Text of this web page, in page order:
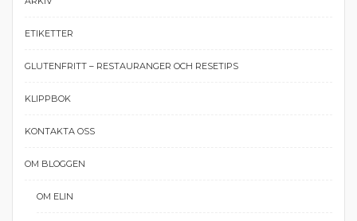
ETIKETTER
GLUTENFRITT – RESTAURANGER OCH RESETIPS
KLIPPBOK
KONTAKTA OSS
OM BLOGGEN
OM ELIN